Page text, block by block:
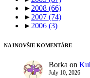
► 2008 (66)
► 2007 (74)
► 2006 (3)
NAJNOVŠIE KOMENTÁRE
Borka on
July 10, 2026